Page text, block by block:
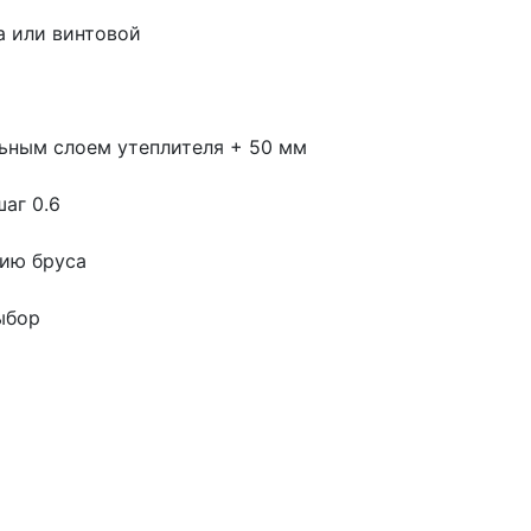
или винтовой
слоем утеплителя + 50 мм
0.6
бруса